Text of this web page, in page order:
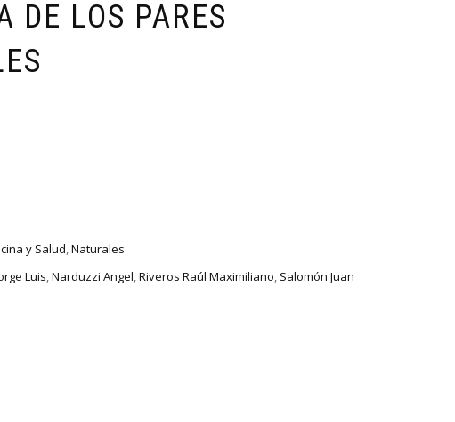
DE LOS PARES
y Salud,Naturales
Luis,Narduzzi Angel,Riveros Raúl Maximiliano, Salomón Juan